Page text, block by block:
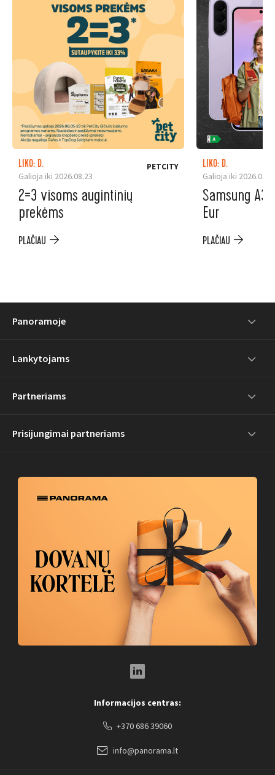
LIKO: D.
Galioja iki 2026.08.23
PETCITY
2=3 visoms augintinių
prekėms
PLAČIAU
LIKO: D.
Galioja iki
Samsung
Eur
PLAČIAU
Panoramoje
Lankytojams
Partneriams
Prisijungimai partneriams
Informacijos centras:
+370 686 39060
info@panorama.lt